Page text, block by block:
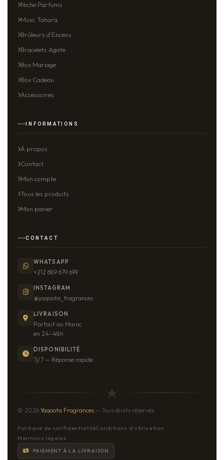
Niche Parfums
Musc Tahara
Brûleurs d'Encens
Bracelets Agate
Box Mariage
Box Cadeau
Accessoires
INFORMATIONS
À propos
Contact
Mon compte
Tous les produits
Mon panier
CONTACT
WHATSAPP
+212 689 679 699
INSTAGRAM
@yaqoota_fragrances
LIVRAISON
Partout au Maroc
en 24–48h
DISPONIBILITÉ
7j/7 — Réponse rapide
© 2026 Yaqoota Fragrances — Tous droits réservés
Politique de confidentialitéConditions d'utilisation
Mentions légales
PAIEMENT À LA LIVRAISON